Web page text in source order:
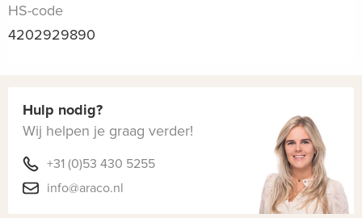
HS-code
4202929890
Hulp nodig?
Wij helpen je graag verder!
+31 (0)53 430 5255
info@araco.nl